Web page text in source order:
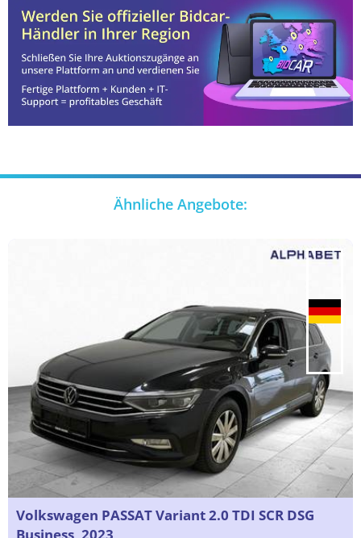
Ähnliche Angebote:
Volkswagen PASSAT Variant 2.0 TDI SCR DSG